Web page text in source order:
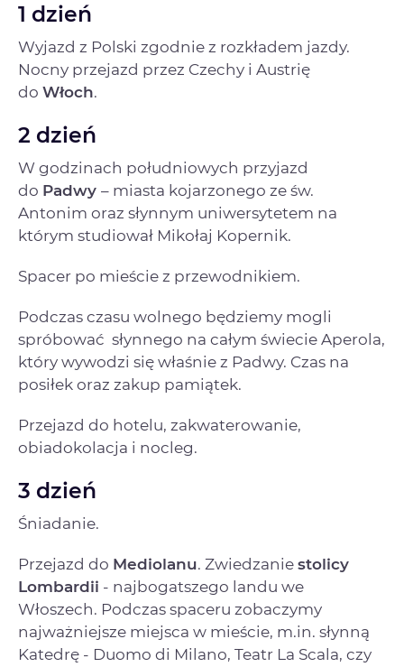
1 dzień
Wyjazd z Polski zgodnie z rozkładem jazdy.
Nocny przejazd przez Czechy i Austrię
do Włoch.
2 dzień
W godzinach południowych przyjazd
do Padwy – miasta kojarzonego ze św.
Antonim oraz słynnym uniwersytetem na
którym studiował Mikołaj Kopernik.
Spacer po mieście z przewodnikiem.
Podczas czasu wolnego będziemy mogli
spróbować słynnego na całym świecie Aperola,
który wywodzi się właśnie z Padwy. Czas na
posiłek oraz zakup pamiątek.
Przejazd do hotelu, zakwaterowanie,
obiadokolacja i nocleg.
3 dzień
Śniadanie.
Przejazd do Mediolanu. Zwiedzanie stolicy
Lombardii - najbogatszego landu we
Włoszech. Podczas spaceru zobaczymy
najważniejsze miejsca w mieście, m.in. słynną
Katedrę - Duomo di Milano, Teatr La Scala, czy